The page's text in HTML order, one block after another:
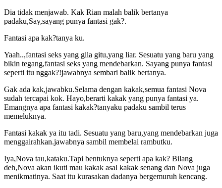
Dia tidak menjawab. Kak Rian malah balik bertanya
padaku,Say,sayang punya fantasi gak?.
Fantasi apa kak?tanya ku.
Yaah..,fantasi seks yang gila gitu,yang liar. Sesuatu yang baru yang
bikin tegang,fantasi seks yang mendebarkan. Sayang punya fantasi
seperti itu nggak?!jawabnya sembari balik bertanya.
Gak ada kak,jawabku.Selama dengan kakak,semua fantasi Nova
sudah tercapai kok. Hayo,berarti kakak yang punya fantasi ya.
Emangnya apa fantasi kakak?tanyaku padaku sambil terus
memeluknya.
Fantasi kakak ya itu tadi. Sesuatu yang baru,yang mendebarkan juga
menggairahkan.jawabnya sambil membelai rambutku.
Iya,Nova tau,kataku.Tapi bentuknya seperti apa kak? Bilang
deh,Nova akan ikuti mau kakak asal kakak senang dan Nova juga
menikmatinya. Saat itu kurasakan dadanya bergemuruh kencang.